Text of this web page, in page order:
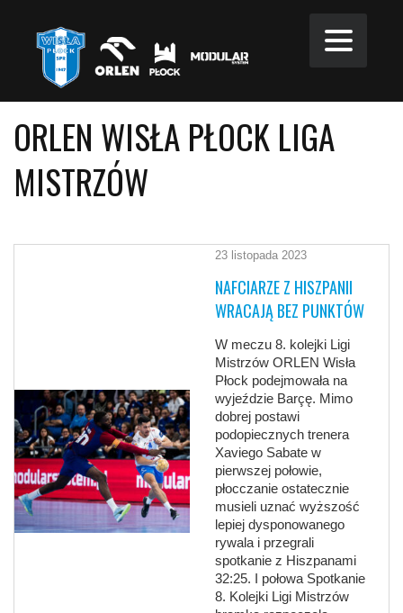
ORLEN WISŁA PŁOCK LIGA
MISTRZÓW
23 listopada 2023
NAFCIARZE Z HISZPANII
WRACAJĄ BEZ PUNKTÓW
W meczu 8. kolejki Ligi
Mistrzów ORLEN Wisła
Płock podejmowała na
wyjeździe Barçę. Mimo
dobrej postawi
podopiecznych trenera
Xaviego Sabate w
pierwszej połowie,
płocczanie ostatecznie
musieli uznać wyższość
lepiej dysponowanego
rywala i przegrali
spotkanie z Hiszpanami
32:25. I połowa Spotkanie
8. Kolejki Ligi Mistrzów